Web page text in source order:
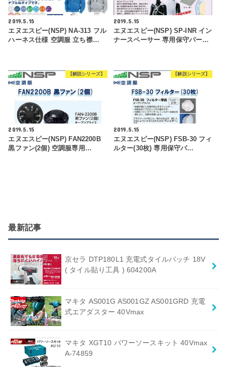
2019.5.15
エヌエスピー(NSP) NA-313 フル
ハーネス仕様 空調服 立ち襟…
2019.5.15
エヌエスピー(NSP) SP-INR イン
ナースペーサー 専用保守パー…
【解説シリーズ】
2019.5.15
エヌエスピー(NSP) FAN2200B
黒ファン(2個) 空調服専用…
【解説シリーズ】
2019.5.15
エヌエスピー(NSP) FSB-30 フィ
ルター(30枚) 専用保守パ…
最新記事
京セラ DTP180L1 充電式タイルパッチ 18V
( タイル貼り工具 ) 604200A
マキタ AS001G AS001GZ AS001GRD 充電
式エアダスター 40Vmax
マキタ XGT10 パワーソースキット 40Vmax
A-74859